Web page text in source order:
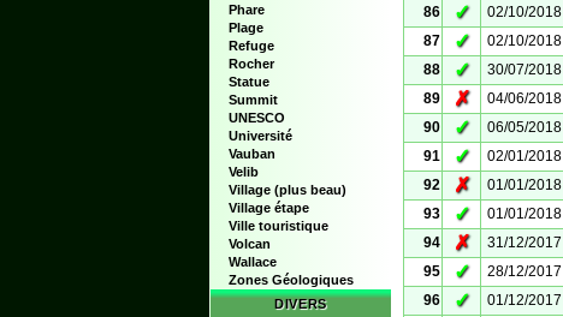
Phare
Plage
Refuge
Rocher
Statue
Summit
UNESCO
Université
Vauban
Velib
Village (plus beau)
Village étape
Ville touristique
Volcan
Wallace
Zones Géologiques
DIVERS
86
✓ 02/10/2018
87
✓ 02/10/2018
88
✓ 30/07/2018
89
✗ 04/06/2018
90
✓ 06/05/2018
91
✓ 02/01/2018
92
✗ 01/01/2018
93
✓ 01/01/2018
94
✗ 31/12/2017
95
✓ 28/12/2017
96
✓ 01/12/2017